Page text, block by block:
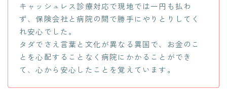
キャッシュレス診療対応で現地では一円も払わ
ず、保険会社と病院の間で勝手にやりとりしてく
れ安心でした。
タダでさえ言葉と文化が異なる異国で、お金のこ
とを心配することなく病院にかかることができ
て、心から安心したことを覚えています。